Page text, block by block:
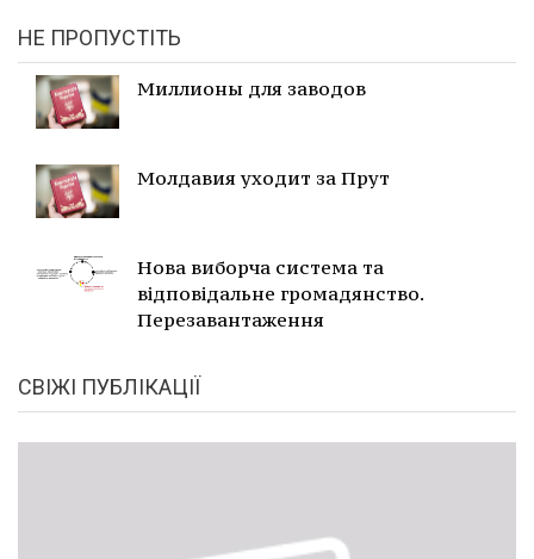
НЕ ПРОПУСТІТЬ
Миллионы для заводов
Молдавия уходит за Прут
Нова виборча система та
відповідальне громадянство.
Перезавантаження
СВІЖІ ПУБЛІКАЦІЇ